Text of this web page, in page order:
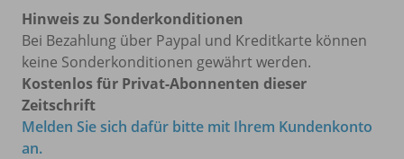
Hinweis zu Sonderkonditionen
Bei Bezahlung über Paypal und Kreditkarte können
keine Sonderkonditionen gewährt werden.
Kostenlos für Privat-Abonnenten dieser
Zeitschrift
Melden Sie sich dafür bitte mit Ihrem Kundenkonto
an.